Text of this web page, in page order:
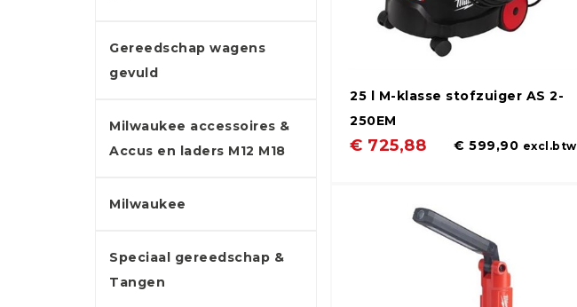
Gereedschap wagens
gevuld
Milwaukee accessoires &
Accus en laders M12 M18
Milwaukee
Speciaal gereedschap &
Tangen
25 l M-klasse stofzuiger AS 2-
250EM
€ 725,88 € 599,90 excl.btw